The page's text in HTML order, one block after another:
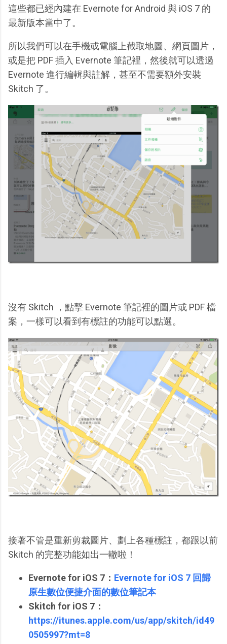
這些都已經內建在 Evernote for Android 與 iOS 7 的
最新版本當中了。
所以我們可以在手機或電腦上截取地圖、網頁圖片，
或是把 PDF 插入 Evernote 筆記裡，然後就可以透過
Evernote 進行編輯與註解，甚至不需要額外安裝
Skitch 了。
沒有 Skitch ，點擊 Evernote 筆記裡的圖片或 PDF 檔
案，一樣可以看到有標註的功能可以點選。
接著不管是重新剪裁圖片、劃上各種標註，都跟以前
Skitch 的完整功能如出一轍啦！
Evernote for iOS 7： Evernote for iOS 7 回歸
原生數位便捷介面的數位筆記本
Skitch for iOS 7：
https://itunes.apple.com/us/app/skitch/id49
0505997?mt=8